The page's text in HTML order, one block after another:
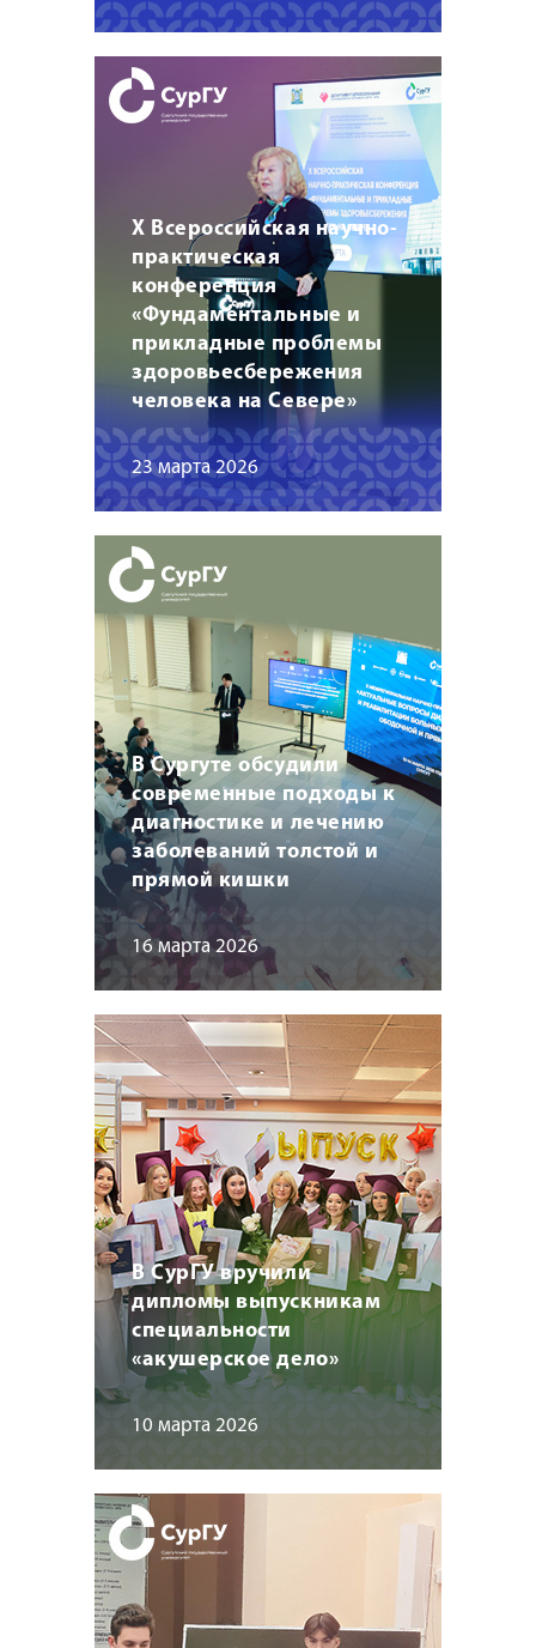
X Всероссийская научно-
практическая
конференция
«Фундаментальные и
прикладные проблемы
здоровьесбережения
человека на Севере»
23 марта 2026
В Сургуте обсудили
современные подходы к
диагностике и лечению
заболеваний толстой и
прямой кишки
16 марта 2026
В СурГУ вручили
дипломы выпускникам
специальности
«акушерское дело»
10 марта 2026